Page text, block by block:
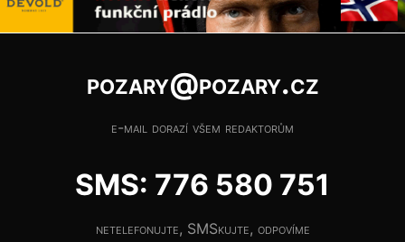
pozary@pozary.cz
e-mail dorazí všem redaktorům
SMS: 776 580 751
netelefonujte, SMSkujte, odpovíme